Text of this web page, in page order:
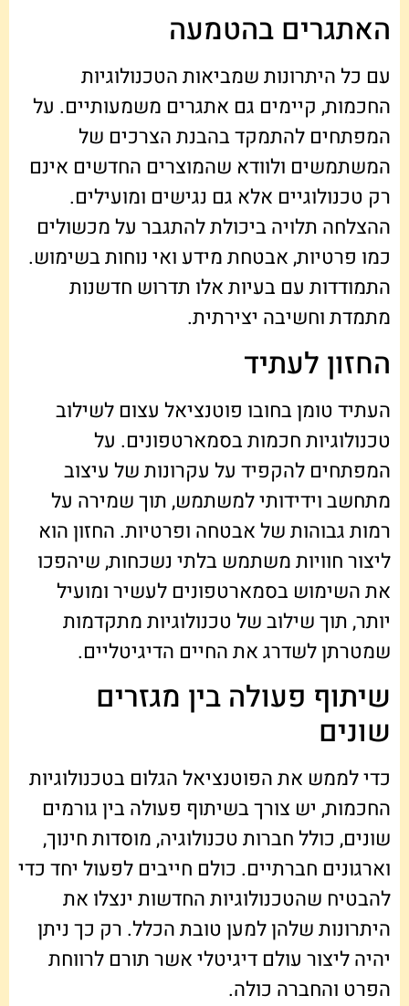
האתגרים בהטמעה
עם כל היתרונות שמביאות הטכנולוגיות
החכמות, קיימים גם אתגרים משמעותיים. על
המפתחים להתמקד בהבנת הצרכים של
המשתמשים ולוודא שהמוצרים החדשים אינם
רק טכנולוגיים אלא גם נגישים ומועילים.
ההצלחה תלויה ביכולת להתגבר על מכשולים
כמו פרטיות, אבטחת מידע ואי נוחות בשימוש.
התמודדות עם בעיות אלו תדרוש חדשנות
מתמדת וחשיבה יצירתית.
החזון לעתיד
העתיד טומן בחובו פוטנציאל עצום לשילוב
טכנולוגיות חכמות בסמארטפונים. על
המפתחים להקפיד על עקרונות של עיצוב
מתחשב וידידותי למשתמש, תוך שמירה על
רמות גבוהות של אבטחה ופרטיות. החזון הוא
ליצור חוויות משתמש בלתי נשכחות, שיהפכו
את השימוש בסמארטפונים לעשיר ומועיל
יותר, תוך שילוב של טכנולוגיות מתקדמות
שמטרתן לשדרג את החיים הדיגיטליים.
שיתוף פעולה בין מגזרים
שונים
כדי לממש את הפוטנציאל הגלום בטכנולוגיות
החכמות, יש צורך בשיתוף פעולה בין גורמים
שונים, כולל חברות טכנולוגיה, מוסדות חינוך,
וארגונים חברתיים. כולם חייבים לפעול יחד כדי
להבטיח שהטכנולוגיות החדשות ינצלו את
היתרונות שלהן למען טובת הכלל. רק כך ניתן
יהיה ליצור עולם דיגיטלי אשר תורם לרווחת
הפרט והחברה כולה.